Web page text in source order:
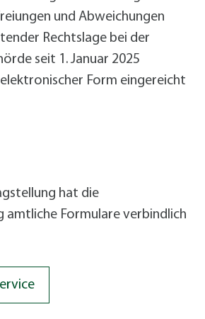
und Abweichungen
Rechtslage bei der
seit 1. Januar 2025
Form eingereicht
hat die
amtliche Formulare verbindlich